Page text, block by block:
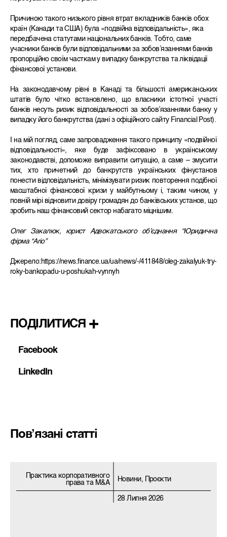
Причиною такого низького рівня втрат вкладників банків обох
країн (Канади та США) була «подвійна відповідальність», яка
передбачена статутами національних банків. Тобто, саме
учасники банків були відповідальними за зобов’язаннями банків
пропорційно своїм часткам у випадку банкрутства та ліквідації
фінансової установи.
На законодавчому рівні в Канаді та більшості американських
штатів було чітко встановлено, що власники істотної участі
банків несуть ризик відповідальності за зобов’язаннями банку у
випадку його банкрутства (дані з офіційного сайту Financial Post).
І на мій погляд, саме запровадження такого принципу «подвійної
відповідальності», яке буде зафіксовано в українському
законодавстві, допоможе виправити ситуацію, а саме – змусити
тих, хто причетний до банкрутств українських фінустанов
понести відповідальність, мінімізувати ризик повторення подібної
масштабної фінансової кризи у майбутньому і, таким чином, у
повній мірі відновити довіру громадян до банківських установ, що
зробить наш фінансовий сектор набагато міцнішим.
Олег Закалюк, юрист Адвокатського об’єднання “Юридична
фірма “Ario”
Джерело:https://news.finance.ua/ua/news/-/411848/oleg-zakalyuk-try-
roky-bankopadu-u-poshukah-vynnyh
ПОДІЛИТИСЯ
Facebook
LinkedIn
Пов’язані статті
Практика корпоративного
права та M&A
Новини, Проєкти
28 Липня 2026